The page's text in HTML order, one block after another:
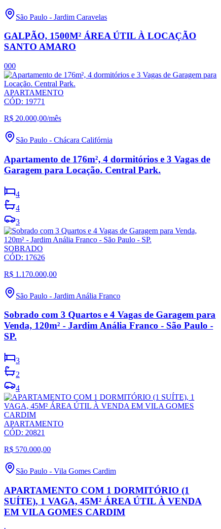
São Paulo - Jardim Caravelas
GALPÃO, 1500M² ÁREA ÚTIL À LOCAÇÃO
SANTO AMARO
000
APARTAMENTO
CÓD: 19771
R$ 20.000,00/mês
São Paulo - Chácara Califórnia
Apartamento de 176m², 4 dormitórios e 3 Vagas de
Garagem para Locação. Central Park.
4
4
3
SOBRADO
CÓD: 17626
R$ 1.170.000,00
São Paulo - Jardim Anália Franco
Sobrado com 3 Quartos e 4 Vagas de Garagem para
Venda, 120m² - Jardim Anália Franco - São Paulo -
SP.
3
2
4
APARTAMENTO
CÓD: 20821
R$ 570.000,00
São Paulo - Vila Gomes Cardim
APARTAMENTO COM 1 DORMITÓRIO (1
SUÍTE), 1 VAGA, 45M² ÁREA ÚTIL À VENDA
EM VILA GOMES CARDIM